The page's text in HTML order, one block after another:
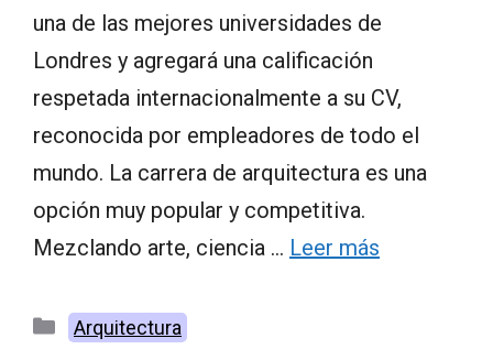
una de las mejores universidades de
Londres y agregará una calificación
respetada internacionalmente a su CV,
reconocida por empleadores de todo el
mundo. La carrera de arquitectura es una
opción muy popular y competitiva.
Mezclando arte, ciencia … Leer más
Categorías
Arquitectura